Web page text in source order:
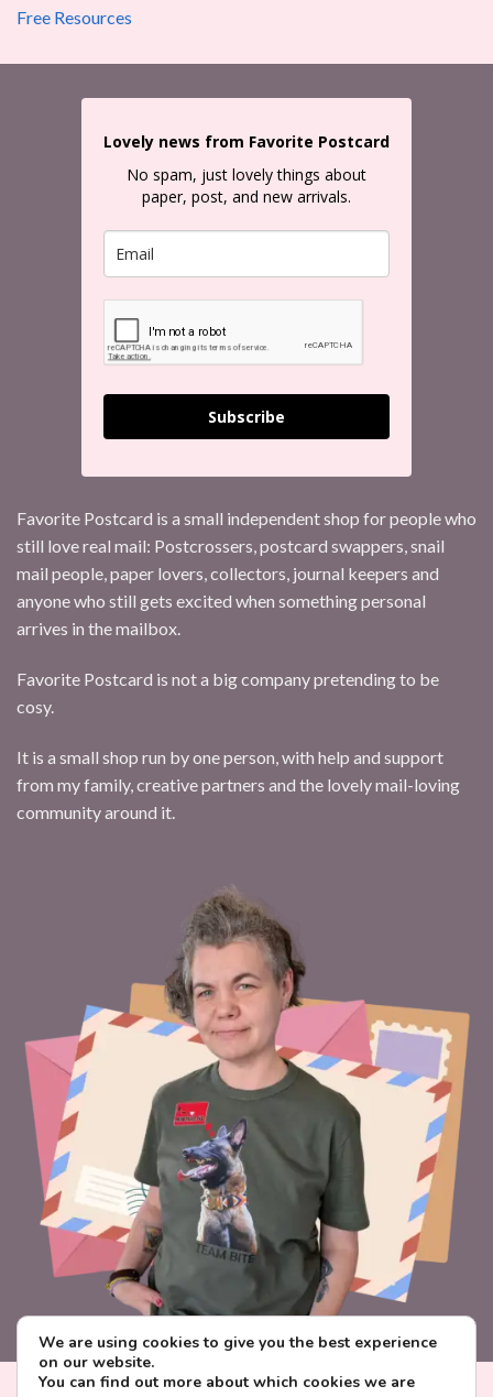
Free Resources
Lovely news from Favorite Postcard
No spam, just lovely things about
paper, post, and new arrivals.
Subscribe
Favorite Postcard is a small independent shop for people who
still love real mail: Postcrossers, postcard swappers, snail
mail people, paper lovers, collectors, journal keepers and
anyone who still gets excited when something personal
arrives in the mailbox.
Favorite Postcard is not a big company pretending to be
cosy.
It is a small shop run by one person, with help and support
from my family, creative partners and the lovely mail-loving
community around it.
We are using cookies to give you the best experience
on our website.
You can find out more about which cookies we are